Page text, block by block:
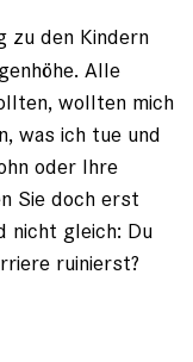
zu den Kindern
Alle
wollten mich
was ich tue und
oder Ihre
Sie doch erst
nicht gleich: Du
ruinierst?